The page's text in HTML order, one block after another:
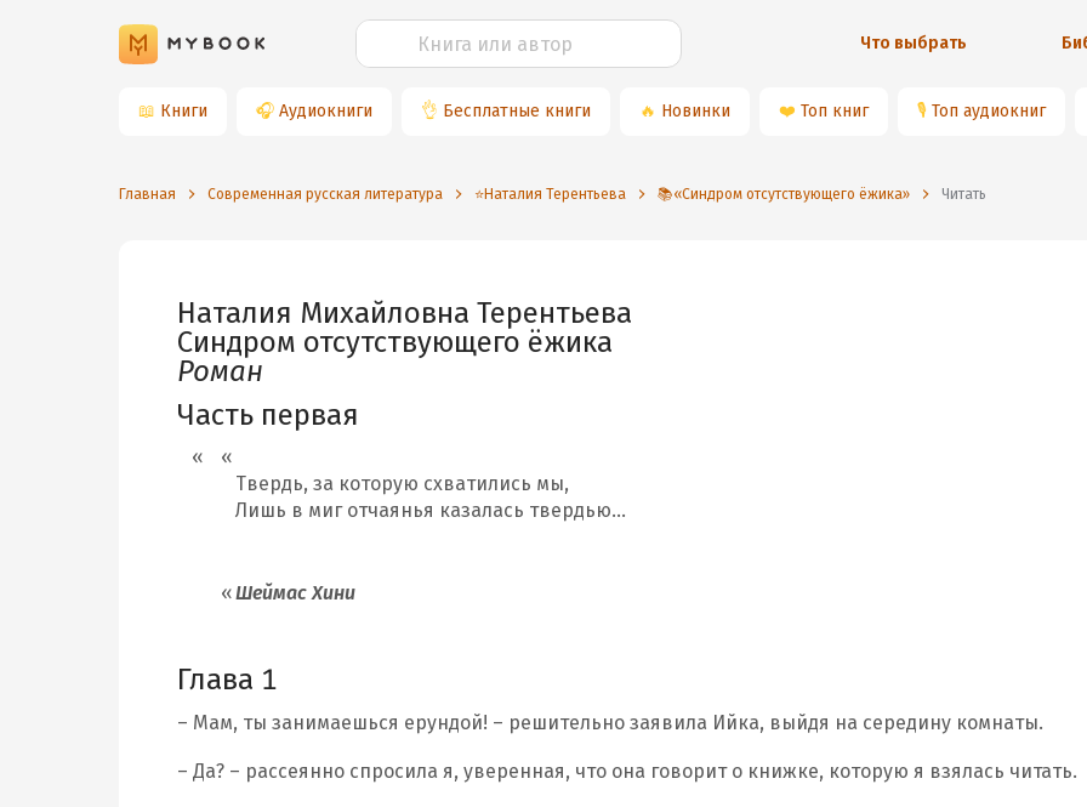
Что выбрать
📖 Книги 🎧 Аудиокниги 👌 Бесплатные книги 🔥 Новинки ❤️ Топ книг 🎙 Топ аудиокниг
Главная Современная русская литература ⭐️Наталия Терентьева 📚«Синдром отсутствующего ёжика» Читать
Наталия Михайловна Терентьева
Синдром отсутствующего ёжика
Роман
Часть первая
Твердь, за которую схватились мы,
Лишь в миг отчаянья казалась твердью…
Шеймас Хини
Глава 1
– Мам, ты занимаешься ерундой! – решительно заявила Ийка, выйдя на середину комнаты.
– Да? – рассеянно спросила я, уверенная, что она говорит о книжке, которую я взялась читать.